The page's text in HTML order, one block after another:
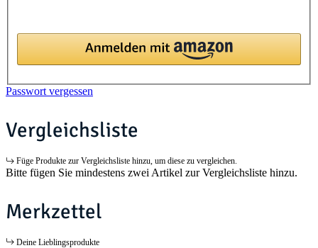
Passwort vergessen
Vergleichsliste
Füge Produkte zur Vergleichsliste hinzu, um diese zu vergleichen.
Bitte fügen Sie mindestens zwei Artikel zur Vergleichsliste hinzu.
Merkzettel
Deine Lieblingsprodukte